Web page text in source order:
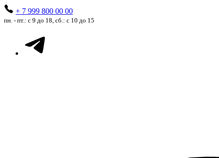
+ 7 999 800 00 00
пн. - пт.: с 9 до 18, сб.: с 10 до 15